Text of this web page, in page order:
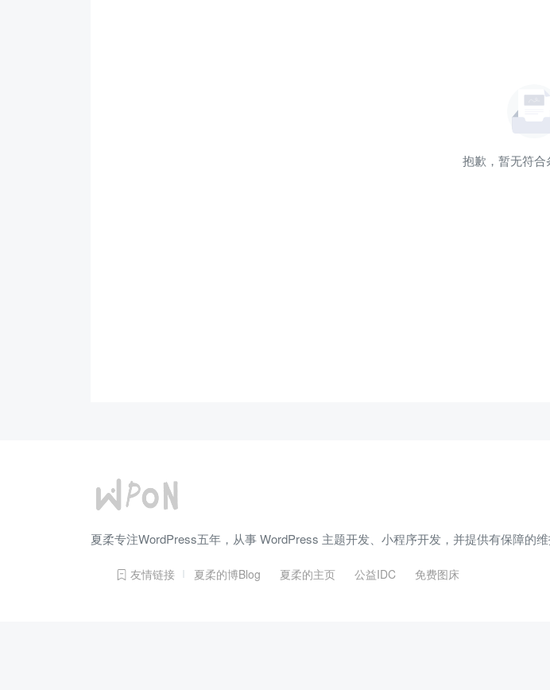
抱歉，暂无符合
夏柔专注WordPress五年，从事 WordPress 主题开发、小程序开发，并提供有保障的
友情链接 夏柔的博Blog 夏柔的主页 公益IDC 免费图床